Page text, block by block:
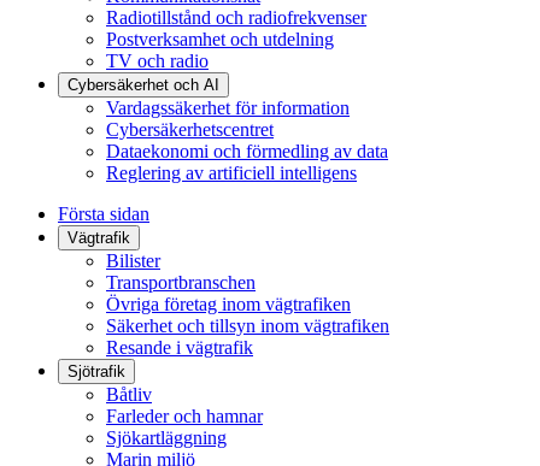
Radiotillstånd och radiofrekvenser
Postverksamhet och utdelning
TV och radio
Cybersäkerhet och AI
Vardagssäkerhet för information
Cybersäkerhetscentret
Dataekonomi och förmedling av data
Reglering av artificiell intelligens
Första sidan
Vägtrafik
Bilister
Transportbranschen
Övriga företag inom vägtrafiken
Säkerhet och tillsyn inom vägtrafiken
Resande i vägtrafik
Sjötrafik
Båtliv
Farleder och hamnar
Sjökartläggning
Marin miljö